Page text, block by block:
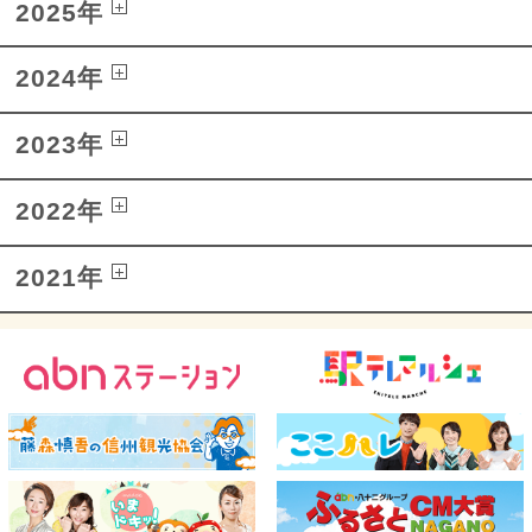
2025年
2024年
2023年
2022年
2021年